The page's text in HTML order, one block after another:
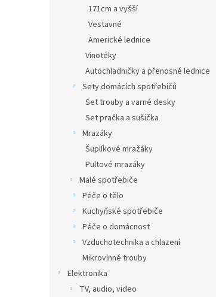
171cm a vyšší
Vestavné
Americké lednice
Vinotéky
Autochladničky a přenosné lednice
Sety domácích spotřebičů
Set trouby a varné desky
Set pračka a sušička
Mrazáky
Šuplíkové mražáky
Pultové mrazáky
Malé spotřebiče
Péče o tělo
Kuchyňské spotřebiče
Péče o domácnost
Vzduchotechnika a chlazení
Mikrovlnné trouby
Elektronika
TV, audio, video